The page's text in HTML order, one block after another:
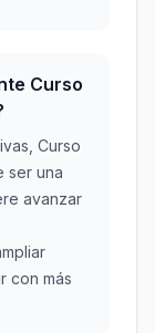
Curso
Curso
ser una
avanzar
con más